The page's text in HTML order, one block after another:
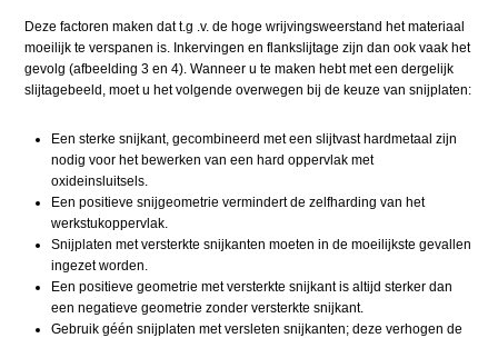
Deze factoren maken dat t.g .v. de hoge wrijvingsweerstand het materiaal
moeilijk te verspanen is. Inkervingen en flankslijtage zijn dan ook vaak het
gevolg (afbeelding 3 en 4). Wanneer u te maken hebt met een dergelijk
slijtagebeeld, moet u het volgende overwegen bij de keuze van snijplaten:
Een sterke snijkant, gecombineerd met een slijtvast hardmetaal zijn
nodig voor het bewerken van een hard oppervlak met
oxideinsluitsels.
Een positieve snijgeometrie vermindert de zelfharding van het
werkstukoppervlak.
Snijplaten met versterkte snijkanten moeten in de moeilijkste gevallen
ingezet worden.
Een positieve geometrie met versterkte snijkant is altijd sterker dan
een negatieve geometrie zonder versterkte snijkant.
Gebruik géén snijplaten met versleten snijkanten; deze verhogen de